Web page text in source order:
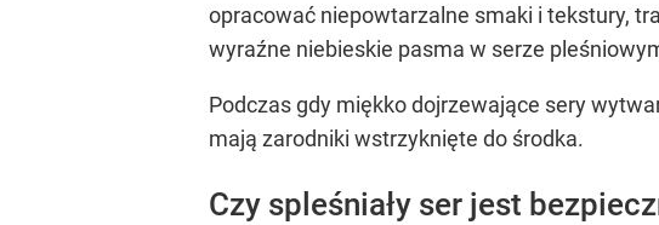
opracować niepowtarzalne smaki i tekstury,
wyraźne niebieskie pasma w serze
Podczas gdy miękko dojrzewające sery
mają zarodniki wstrzyknięte do środka.
Czy spleśniały ser jest